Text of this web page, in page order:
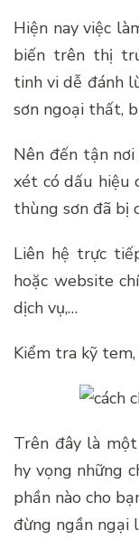
Hiện nay việc
biến trên thị
tinh vi dễ đánh
sơn ngoại thất,
Nên đến tận nơi
xét có dấu hiệu
thùng sơn đã bị
Liên hệ trực
hoặc website
dịch vụ,…
Kiểm tra kỹ tem,
Trên đây là
hy vọng những
phần nào cho
đừng ngần ngại